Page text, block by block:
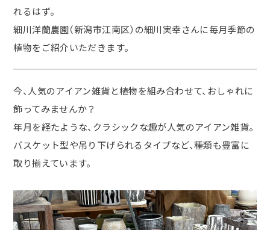
れるはず。
細川洋蘭農園（新潟市江南区）の細川実幸さんに毎月季節の
植物をご紹介いただきます。
今、人気のアイアン雑貨と植物を組み合わせて、おしゃれに
飾ってみませんか？
年月を経たような、クラシックな趣が人気のアイアン雑貨。
バスケット型や吊り下げられるタイプなど、種類も豊富に
取り揃えています。